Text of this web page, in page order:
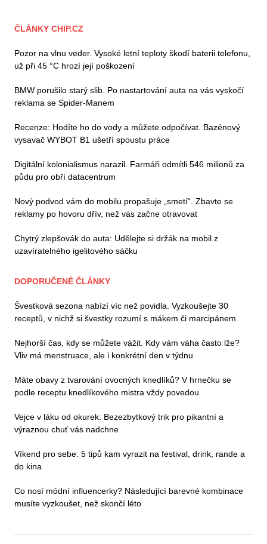
ČLÁNKY CHIP.CZ
Pozor na vlnu veder. Vysoké letní teploty škodí baterii telefonu,
už při 45 °C hrozí její poškození
BMW porušilo starý slib. Po nastartování auta na vás vyskočí
reklama se Spider-Manem
Recenze: Hodíte ho do vody a můžete odpočívat. Bazénový
vysavač WYBOT B1 ušetří spoustu práce
Digitální kolonialismus narazil. Farmáři odmítli 546 milionů za
půdu pro obří datacentrum
Nový podvod vám do mobilu propašuje „smetí“. Zbavte se
reklamy po hovoru dřív, než vás začne otravovat
Chytrý zlepšovák do auta: Udělejte si držák na mobil z
uzavíratelného igelitového sáčku
DOPORUČENÉ ČLÁNKY
Švestková sezona nabízí víc než povidla. Vyzkoušejte 30
receptů, v nichž si švestky rozumí s mákem či marcipánem
Nejhorší čas, kdy se můžete vážit. Kdy vám váha často lže?
Vliv má menstruace, ale i konkrétní den v týdnu
Máte obavy z tvarování ovocných knedlíků? V hrnečku se
podle receptu knedlíkového mistra vždy povedou
Vejce v láku od okurek: Bezezbytkový trik pro pikantní a
výraznou chuť vás nadchne
Víkend pro sebe: 5 tipů kam vyrazit na festival, drink, rande a
do kina
Co nosí módní influencerky? Následující barevné kombinace
musíte vyzkoušet, než skončí léto